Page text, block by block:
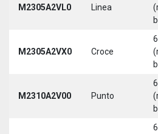
M2305A2VL0 Linea
M2305A2VX0 Croce
M2310A2V00 Punto